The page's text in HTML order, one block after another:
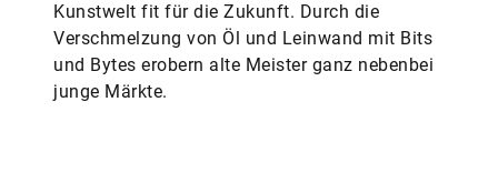
Kunstwelt fit für die Zukunft. Durch die
Verschmelzung von Öl und Leinwand mit Bits
und Bytes erobern alte Meister ganz nebenbei
junge Märkte.